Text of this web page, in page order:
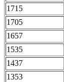
1715
1705
1657
1535
1437
1353